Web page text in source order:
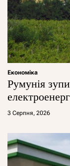
Економіка
Румунія
3 Серпня, 2026